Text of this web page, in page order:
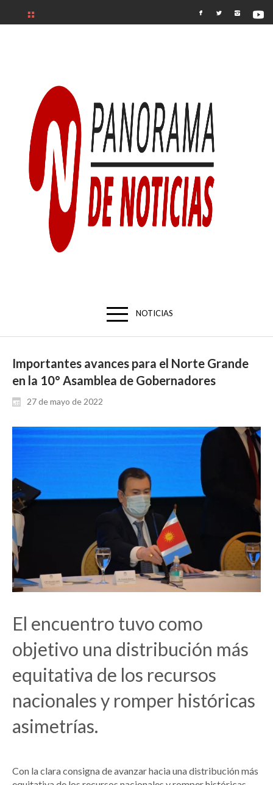
NOTICIAS
Importantes avances para el Norte Grande
en la 10° Asamblea de Gobernadores
27 de mayo de 2022
El encuentro tuvo como
objetivo una distribución más
equitativa de los recursos
nacionales y romper históricas
asimetrías.
Con la clara consigna de avanzar hacia una distribución más